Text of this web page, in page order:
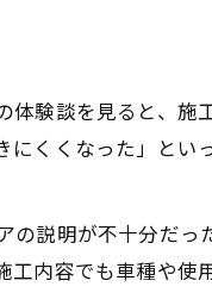
カーコーティング
体感して分かるカ
コーティング評価
カーコーティング
験談を見ると、
くくなった」と
説明が不十分だ
内容でも車種や使